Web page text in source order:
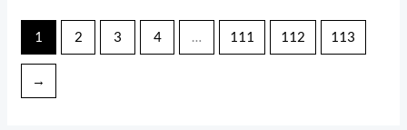
1 2 3 4 … 111 112 113
→